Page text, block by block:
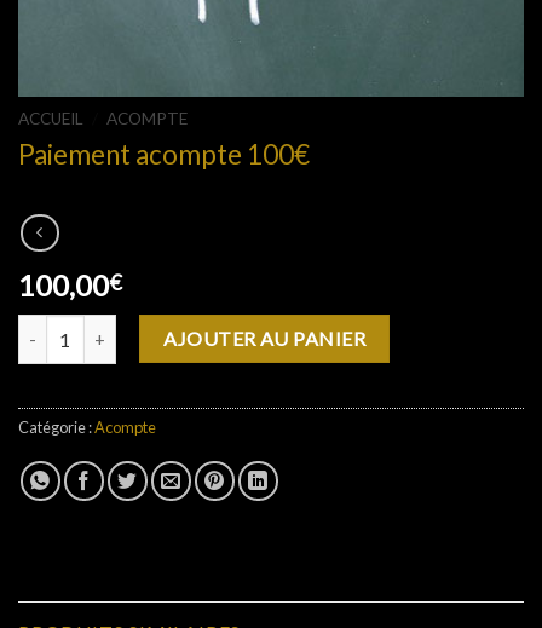
ACCUEIL ACOMPTE
Paiement acompte 100€
100,00€
quantité de Paiement acompte 100€
AJOUTER AU PANIER
Catégorie :Acompte